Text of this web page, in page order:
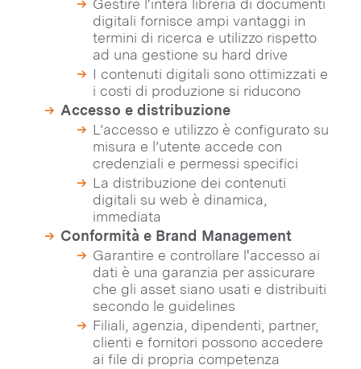
Gestire l'intera libreria di documenti
digitali fornisce ampi vantaggi in
termini di ricerca e utilizzo rispetto
ad una gestione su hard drive
I contenuti digitali sono ottimizzati e
i costi di produzione si riducono
Accesso e distribuzione
L’accesso e utilizzo è configurato su
misura e l’utente accede con
credenziali e permessi specifici
La distribuzione dei contenuti
digitali su web è dinamica,
immediata
Conformità e Brand Management
Garantire e controllare l'accesso ai
dati è una garanzia per assicurare
che gli asset siano usati e distribuiti
secondo le guidelines
Filiali, agenzia, dipendenti, partner,
clienti e fornitori possono accedere
ai file di propria competenza